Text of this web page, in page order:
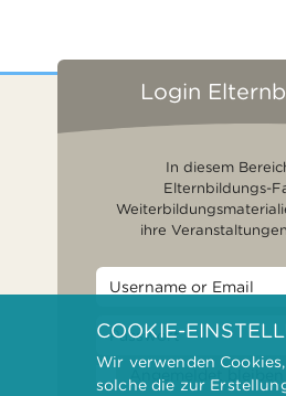
Login
In diesem
Elternbildungs-
ihre
Angemeldet bleiben
COOKIE-
Wir verwenden
solche die zur